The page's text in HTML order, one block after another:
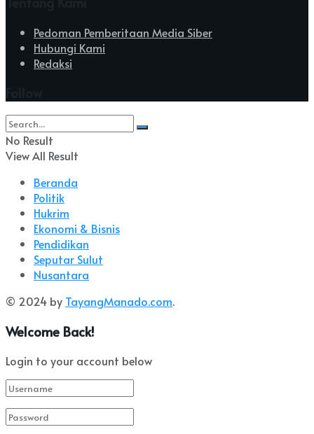
Pedoman Pemberitaan Media Siber
Hubungi Kami
Redaksi
No Result
View All Result
Beranda
Politik
Hukrim
Ekonomi & Bisnis
Pendidikan
Seputar Sulut
Nusantara
© 2024 by TayangManado.com.
Welcome Back!
Login to your account below